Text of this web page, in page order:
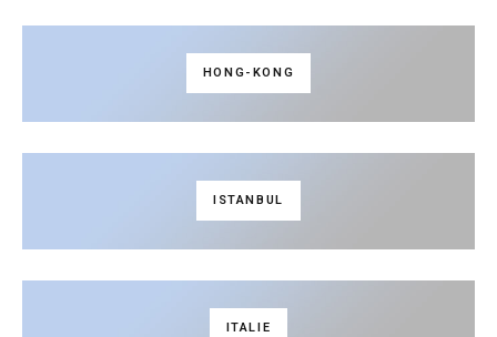
HONG-KONG
ISTANBUL
ITALIE